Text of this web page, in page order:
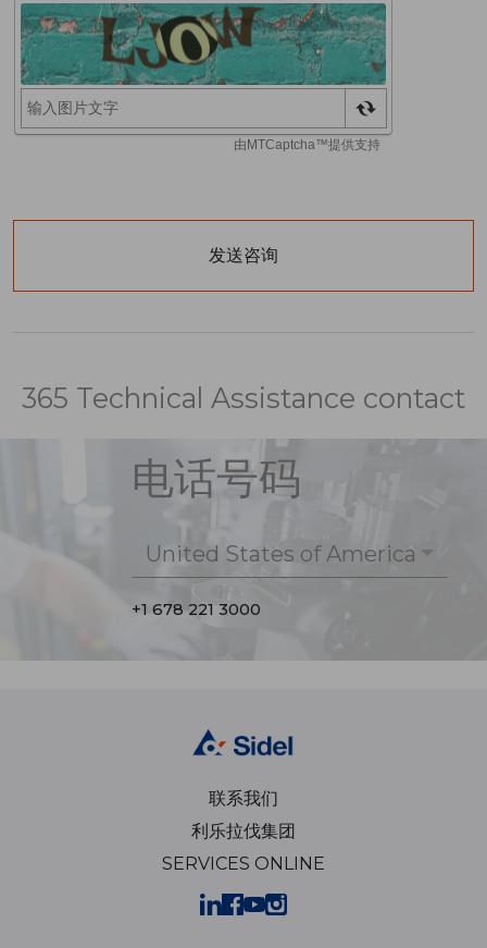
365 Technical Assistance contact
电话号码
United States of America
+1 678 221 3000
联系我们
利乐拉伐集团
SERVICES ONLINE